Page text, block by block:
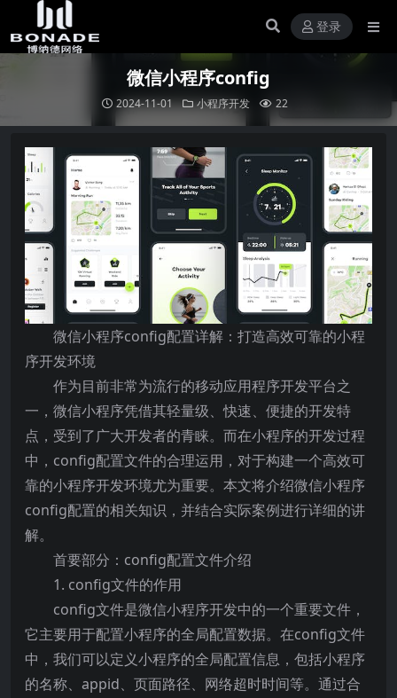
登录
微信小程序config
2024-11-01 小程序开发 22
微信小程序config配置详解：打造高效可靠的小程
序开发环境
作为目前非常为流行的移动应用程序开发平台之
一，微信小程序凭借其轻量级、快速、便捷的开发特
点，受到了广大开发者的青睐。而在小程序的开发过程
中，config配置文件的合理运用，对于构建一个高效可
靠的小程序开发环境尤为重要。本文将介绍微信小程序
config配置的相关知识，并结合实际案例进行详细的讲
解。
首要部分：config配置文件介绍
1. config文件的作用
config文件是微信小程序开发中的一个重要文件，
它主要用于配置小程序的全局配置数据。在config文件
中，我们可以定义小程序的全局配置信息，包括小程序
的名称、appid、页面路径、网络超时时间等。通过合